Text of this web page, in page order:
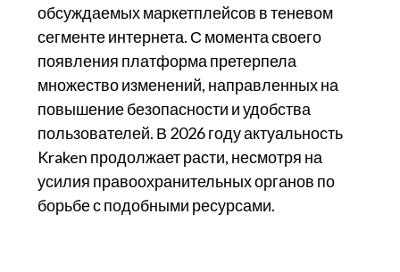
обсуждаемых маркетплейсов в теневом
сегменте интернета. С момента своего
появления платформа претерпела
множество изменений, направленных на
повышение безопасности и удобства
пользователей. В 2026 году актуальность
Kraken продолжает расти, несмотря на
усилия правоохранительных органов по
борьбе с подобными ресурсами.